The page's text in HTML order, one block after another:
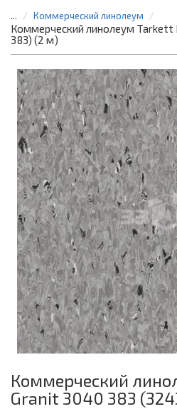
... Коммерческий линолеум
Коммерческий линолеум Tarkett
383) (2 м)
Коммерческий
Granit 3040 383